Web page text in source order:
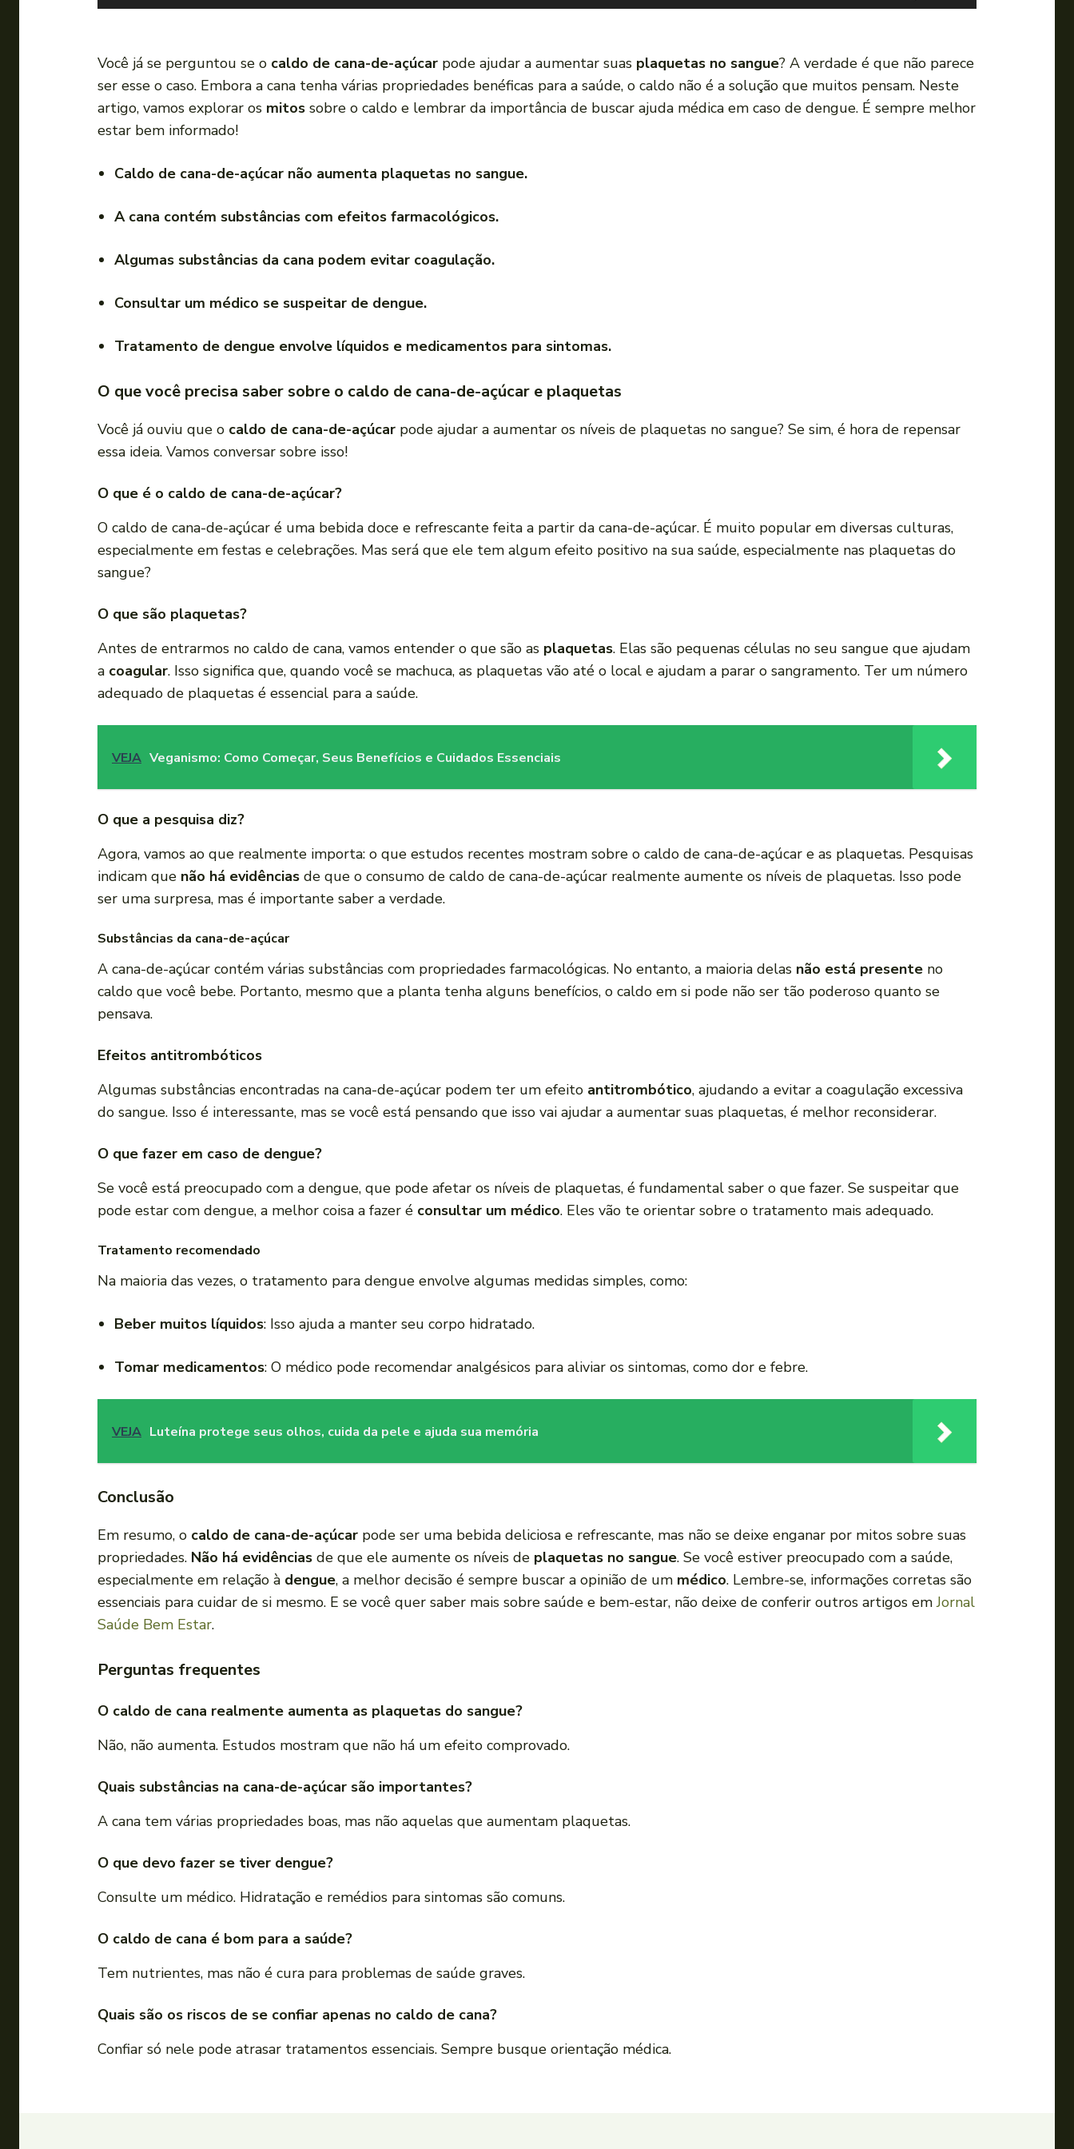
o
a
e
u
i
s
s
p
b
a
a
a
e
a
r
m
i
r
l
u
Você já se perguntou se o caldo de cana-de-açúcar pode ajudar a aumentar suas plaquetas no sangue? A verdade é que não parece
ser esse o caso. Embora a cana tenha várias propriedades benéficas para a saúde, o caldo não é a solução que muitos pensam. Neste
artigo, vamos explorar os mitos sobre o caldo e lembrar da importância de buscar ajuda médica em caso de dengue. É sempre melhor
estar bem informado!
Caldo de cana-de-açúcar não aumenta plaquetas no sangue.
A cana contém substâncias com efeitos farmacológicos.
Algumas substâncias da cana podem evitar coagulação.
Consultar um médico se suspeitar de dengue.
Tratamento de dengue envolve líquidos e medicamentos para sintomas.
O que você precisa saber sobre o caldo de cana-de-açúcar e plaquetas
Você já ouviu que o caldo de cana-de-açúcar pode ajudar a aumentar os níveis de plaquetas no sangue? Se sim, é hora de repensar
essa ideia. Vamos conversar sobre isso!
O que é o caldo de cana-de-açúcar?
O caldo de cana-de-açúcar é uma bebida doce e refrescante feita a partir da cana-de-açúcar. É muito popular em diversas culturas,
especialmente em festas e celebrações. Mas será que ele tem algum efeito positivo na sua saúde, especialmente nas plaquetas do
sangue?
O que são plaquetas?
Antes de entrarmos no caldo de cana, vamos entender o que são as plaquetas. Elas são pequenas células no seu sangue que ajudam
a coagular. Isso significa que, quando você se machuca, as plaquetas vão até o local e ajudam a parar o sangramento. Ter um número
adequado de plaquetas é essencial para a saúde.
VEJA Veganismo: Como Começar, Seus Benefícios e Cuidados Essenciais
O que a pesquisa diz?
Agora, vamos ao que realmente importa: o que estudos recentes mostram sobre o caldo de cana-de-açúcar e as plaquetas. Pesquisas
indicam que não há evidências de que o consumo de caldo de cana-de-açúcar realmente aumente os níveis de plaquetas. Isso pode
ser uma surpresa, mas é importante saber a verdade.
Substâncias da cana-de-açúcar
A cana-de-açúcar contém várias substâncias com propriedades farmacológicas. No entanto, a maioria delas não está presente no
caldo que você bebe. Portanto, mesmo que a planta tenha alguns benefícios, o caldo em si pode não ser tão poderoso quanto se
pensava.
Efeitos antitrombóticos
Algumas substâncias encontradas na cana-de-açúcar podem ter um efeito antitrombótico, ajudando a evitar a coagulação excessiva
do sangue. Isso é interessante, mas se você está pensando que isso vai ajudar a aumentar suas plaquetas, é melhor reconsiderar.
O que fazer em caso de dengue?
Se você está preocupado com a dengue, que pode afetar os níveis de plaquetas, é fundamental saber o que fazer. Se suspeitar que
pode estar com dengue, a melhor coisa a fazer é consultar um médico. Eles vão te orientar sobre o tratamento mais adequado.
Tratamento recomendado
Na maioria das vezes, o tratamento para dengue envolve algumas medidas simples, como:
Beber muitos líquidos: Isso ajuda a manter seu corpo hidratado.
Tomar medicamentos: O médico pode recomendar analgésicos para aliviar os sintomas, como dor e febre.
VEJA Luteína protege seus olhos, cuida da pele e ajuda sua memória
Conclusão
Em resumo, o caldo de cana-de-açúcar pode ser uma bebida deliciosa e refrescante, mas não se deixe enganar por mitos sobre suas
propriedades. Não há evidências de que ele aumente os níveis de plaquetas no sangue. Se você estiver preocupado com a saúde,
especialmente em relação à dengue, a melhor decisão é sempre buscar a opinião de um médico. Lembre-se, informações corretas são
essenciais para cuidar de si mesmo. E se você quer saber mais sobre saúde e bem-estar, não deixe de conferir outros artigos emJornal
Saúde Bem Estar.
Perguntas frequentes
O caldo de cana realmente aumenta as plaquetas do sangue?
Não, não aumenta. Estudos mostram que não há um efeito comprovado.
Quais substâncias na cana-de-açúcar são importantes?
A cana tem várias propriedades boas, mas não aquelas que aumentam plaquetas.
O que devo fazer se tiver dengue?
Consulte um médico. Hidratação e remédios para sintomas são comuns.
O caldo de cana é bom para a saúde?
Tem nutrientes, mas não é cura para problemas de saúde graves.
Quais são os riscos de se confiar apenas no caldo de cana?
Confiar só nele pode atrasar tratamentos essenciais. Sempre busque orientação médica.